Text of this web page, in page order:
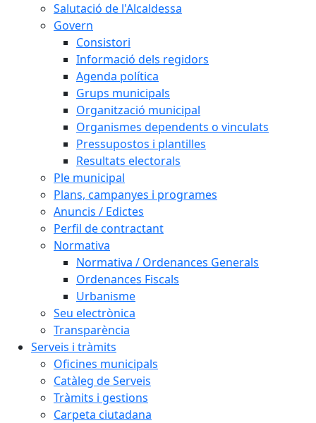
Salutació de l'Alcaldessa
Govern
Consistori
Informació dels regidors
Agenda política
Grups municipals
Organització municipal
Organismes dependents o vinculats
Pressupostos i plantilles
Resultats electorals
Ple municipal
Plans, campanyes i programes
Anuncis / Edictes
Perfil de contractant
Normativa
Normativa / Ordenances Generals
Ordenances Fiscals
Urbanisme
Seu electrònica
Transparència
Serveis i tràmits
Oficines municipals
Catàleg de Serveis
Tràmits i gestions
Carpeta ciutadana